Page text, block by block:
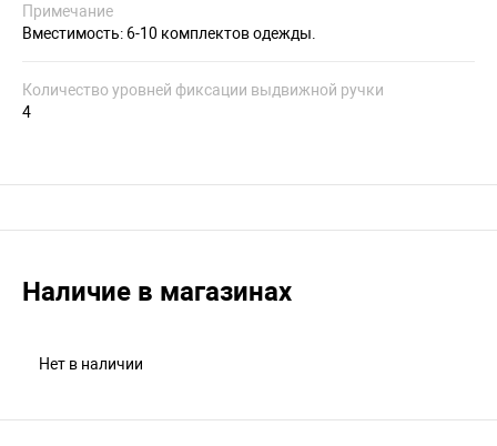
Примечание
Вместимость: 6-10 комплектов одежды.
Количество уровней фиксации выдвижной ручки
4
Наличие в магазинах
Нет в наличии